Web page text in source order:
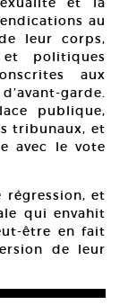
au
leur corps,
politiques
aux
garde.
publique,
tribunaux, et
avec le vote
régression, et
qui envahit
être en fait
de leur